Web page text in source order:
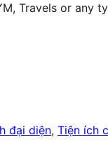
Travels or any
đại diện, Tiện ích